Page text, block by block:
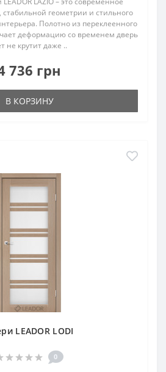
геометрии и стильного
Полотно из переклеенного
деформацию со временем дверь
не крутит даже ..
736 грн
В КОРЗИНУ
LEADOR LODI
0